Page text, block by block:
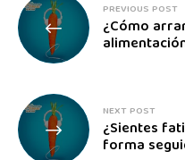
PREVIOUS POST
¿Cómo
NEXT POST
¿Sientes
forma